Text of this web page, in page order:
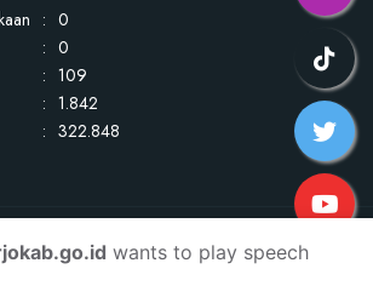
: 0
: 0
: 109
: 1.842
: 322.848
wants to play speech